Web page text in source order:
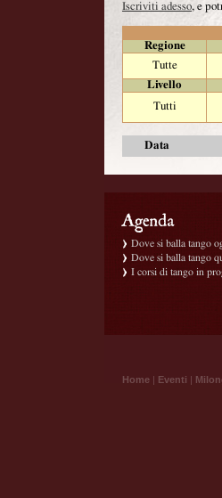
Iscriviti adesso, e
Regione
Tutte
Livello
Tutti
Data
Dove si balla tango
Dove si balla tango
I corsi di tango in
Home | Eventi |